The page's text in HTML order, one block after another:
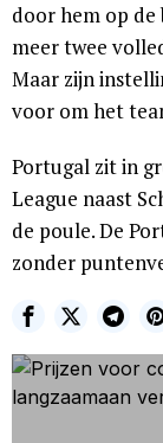
door hem op de
meer twee
Maar zijn
voor om het
Portugal zit in
League naast
de poule. De
zonder